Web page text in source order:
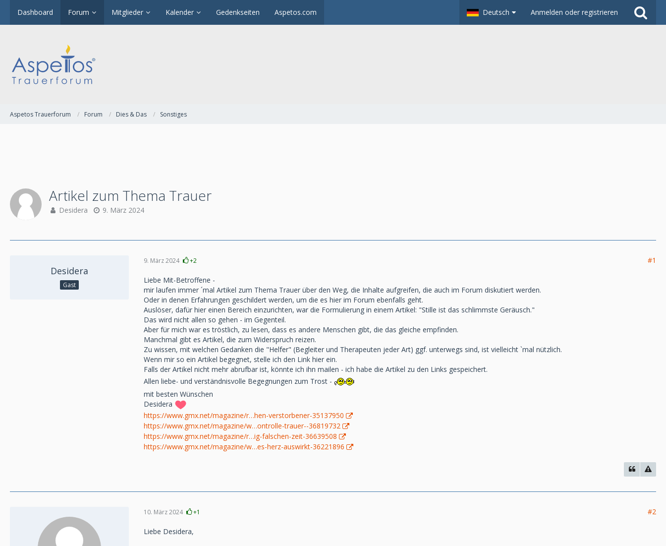
Dashboard Forum Mitglieder Kalender Gedenkseiten Aspetos.com Deutsch Anmelden oder registrieren
Aspetos Trauerforum Forum Dies & Das Sonstiges
Artikel zum Thema Trauer
Desidera 9. März 2024
Desidera
Gast
9. März 2024 +2 #1
Liebe Mit-Betroffene -
mir laufen immer ´mal Artikel zum Thema Trauer über den Weg, die Inhalte aufgreifen, die auch im Forum diskutiert werden.
Oder in denen Erfahrungen geschildert werden, um die es hier im Forum ebenfalls geht.
Auslöser, dafür hier einen Bereich einzurichten, war die Formulierung in einem Artikel: "Stille ist das schlimmste Geräusch."
Das wird nicht allen so gehen - im Gegenteil.
Aber für mich war es tröstlich, zu lesen, dass es andere Menschen gibt, die das gleiche empfinden.
Manchmal gibt es Artikel, die zum Widerspruch reizen.
Zu wissen, mit welchen Gedanken die "Helfer" (Begleiter und Therapeuten jeder Art) ggf. unterwegs sind, ist vielleicht `mal nützlich.
Wenn mir so ein Artikel begegnet, stelle ich den Link hier ein.
Falls der Artikel nicht mehr abrufbar ist, könnte ich ihn mailen - ich habe die Artikel zu den Links gespeichert.
Allen liebe- und verständnisvolle Begegnungen zum Trost -
mit besten Wünschen
Desidera
https://www.gmx.net/magazine/r…hen-verstorbener-35137950
https://www.gmx.net/magazine/w…ontrolle-trauer--36819732
https://www.gmx.net/magazine/r…ig-falschen-zeit-36639508
https://www.gmx.net/magazine/w…es-herz-auswirkt-36221896
10. März 2024 +1 #2
Liebe Desidera,